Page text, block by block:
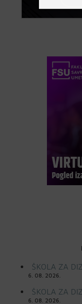
ŠKOLA ZA
6. 08. 2026.
ŠKOLA ZA
6. 08. 2026.